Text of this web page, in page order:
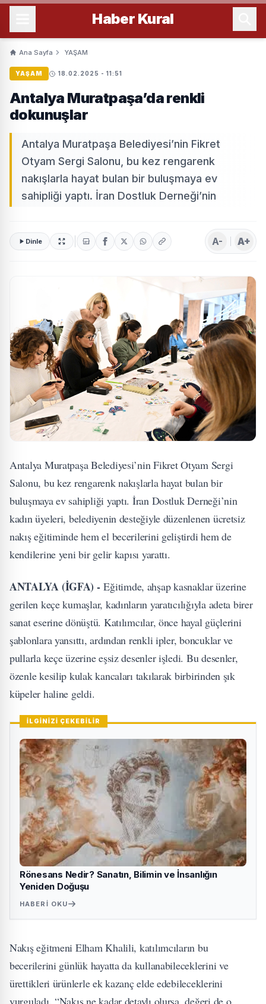
Haber Kural
Ana Sayfa YAŞAM
YAŞAM 18.02.2025 - 11:51
Antalya Muratpaşa’da renkli
dokunuşlar
Antalya Muratpaşa Belediyesi’nin Fikret
Otyam Sergi Salonu, bu kez rengarenk
nakışlarla hayat bulan bir buluşmaya ev
sahipliği yaptı. İran Dostluk Derneği’nin
Dinle A- A+
Antalya Muratpaşa Belediyesi’nin Fikret Otyam Sergi
Salonu, bu kez rengarenk nakışlarla hayat bulan bir
buluşmaya ev sahipliği yaptı. İran Dostluk Derneği’nin
kadın üyeleri, belediyenin desteğiyle düzenlenen ücretsiz
nakış eğitiminde hem el becerilerini geliştirdi hem de
kendilerine yeni bir gelir kapısı yarattı.
ANTALYA (İGFA) -Eğitimde, ahşap kasnaklar üzerine
gerilen keçe kumaşlar, kadınların yaratıcılığıyla adeta birer
sanat eserine dönüştü. Katılımcılar, önce hayal güçlerini
şablonlara yansıttı, ardından renkli ipler, boncuklar ve
pullarla keçe üzerine eşsiz desenler işledi. Bu desenler,
özenle kesilip kulak kancaları takılarak birbirinden şık
küpeler haline geldi.
İLGİNİZİ ÇEKEBİLİR
Rönesans Nedir? Sanatın, Bilimin ve İnsanlığın
Yeniden Doğuşu
HABERI OKU
Nakış eğitmeni Elham Khalili, katılımcıların bu
becerilerini günlük hayatta da kullanabileceklerini ve
ürettikleri ürünlerle ek kazanç elde edebileceklerini
vurguladı. “Nakış ne kadar detaylı olursa, değeri de o